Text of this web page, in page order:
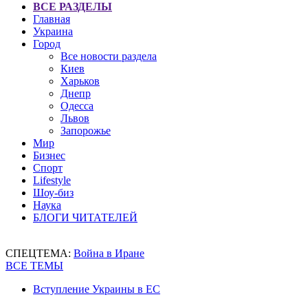
ВСЕ РАЗДЕЛЫ
Главная
Украина
Город
Все новости раздела
Киев
Харьков
Днепр
Одесса
Львов
Запорожье
Мир
Бизнес
Спорт
Lifestyle
Шоу-биз
Наука
БЛОГИ ЧИТАТЕЛЕЙ
СПЕЦТЕМА: Война в Иране
ВСЕ ТЕМЫ
Вступление Украины в ЕС